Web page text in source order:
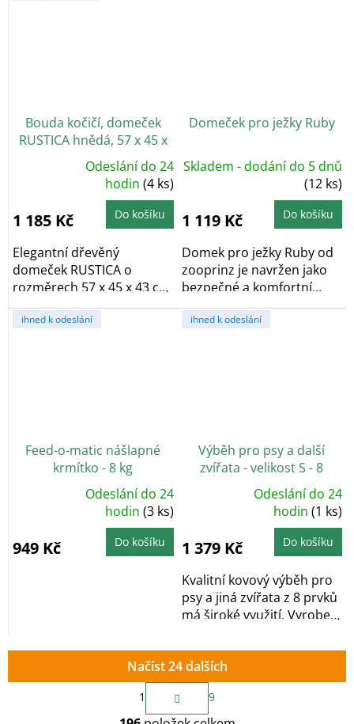
Bouda kočičí, domeček
RUSTICA hnědá, 57 x 45 x
43 cm
5,0
z
5
Odeslání do 24
hodin (4 ks)
1 185 Kč Do košíku
Elegantní dřevěný
domeček RUSTICA o
rozměrech 57 x 45 x 43 cm
poskytuje vaší kočce...
Domeček pro ježky Ruby
Skladem - dodání do 5 dnů
(12 ks)
1 119 Kč Do košíku
Domek pro ježky Ruby od
zooprinz je navržen jako
bezpečné a komfortní
útočiště, které...
ihned k odeslání
Feed-o-matic nášlapné
krmítko - 8 kg
5,0
z
5
Odeslání do 24
hodin (3 ks)
949 Kč Do košíku
ihned k odeslání
Výběh pro psy a další
zvířata - velikost S - 8
segmentů, výška 60 cm
4,8
z
5
Odeslání do 24
hodin(1 ks)
1 379 Kč Do košíku
Kvalitní kovový výběh pro
psy a jiná zvířata z 8 prvků
má široké využití. Vyroben
O
Načíst 24 dalších
S
t
r
1 9